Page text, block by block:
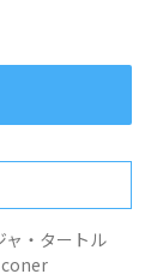
ャ・タートル